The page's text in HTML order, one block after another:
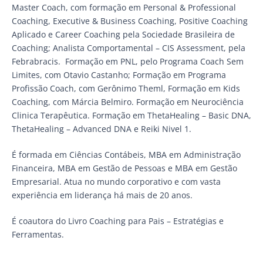
Master Coach, com formação em Personal & Professional
Coaching, Executive & Business Coaching, Positive Coaching
Aplicado e Career Coaching pela Sociedade Brasileira de
Coaching; Analista Comportamental – CIS Assessment, pela
Febrabracis. Formação em PNL, pelo Programa Coach Sem
Limites, com Otavio Castanho; Formação em Programa
Profissão Coach, com Gerônimo Theml, Formação em Kids
Coaching, com Márcia Belmiro. Formação em Neurociência
Clinica Terapêutica. Formação em ThetaHealing – Basic DNA,
ThetaHealing – Advanced DNA e Reiki Nivel 1.
É formada em Ciências Contábeis, MBA em Administração
Financeira, MBA em Gestão de Pessoas e MBA em Gestão
Empresarial. Atua no mundo corporativo e com vasta
experiência em liderança há mais de 20 anos.
É coautora do Livro Coaching para Pais – Estratégias e
Ferramentas.